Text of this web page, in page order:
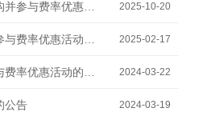
2025-10-20
2025-02-17
2024-03-22
公告 2024-03-19